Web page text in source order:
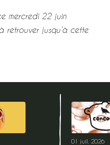
mercredi 22 juin
retrouver jusqu’à cette
01 juil. 2026